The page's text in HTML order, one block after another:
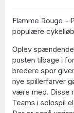
Flamme Rouge -
populære
Oplev
pusten tilbage i
bredere spor
nye spillerfarver
være med. Disse
Teams i solospil